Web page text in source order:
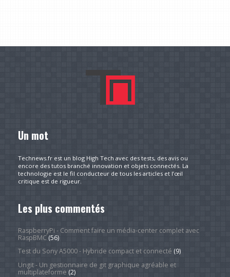
Un mot
Technews.fr est un blog High Tech avec des tests, des avis ou
encore des tutos branché innovation et objets connectés. La
technologie est le fil conducteur de tous les articles et l’œil
critique est de rigueur.
Les plus commentés
RaspberryPi - Comment faire un média-center complet avec
RaspBMC(56)
Test du Sony A5000 - Hybride compact et connecté (9)
Ungit - Un gestionnaire de git graphique agréable et
multiplateforme (2)